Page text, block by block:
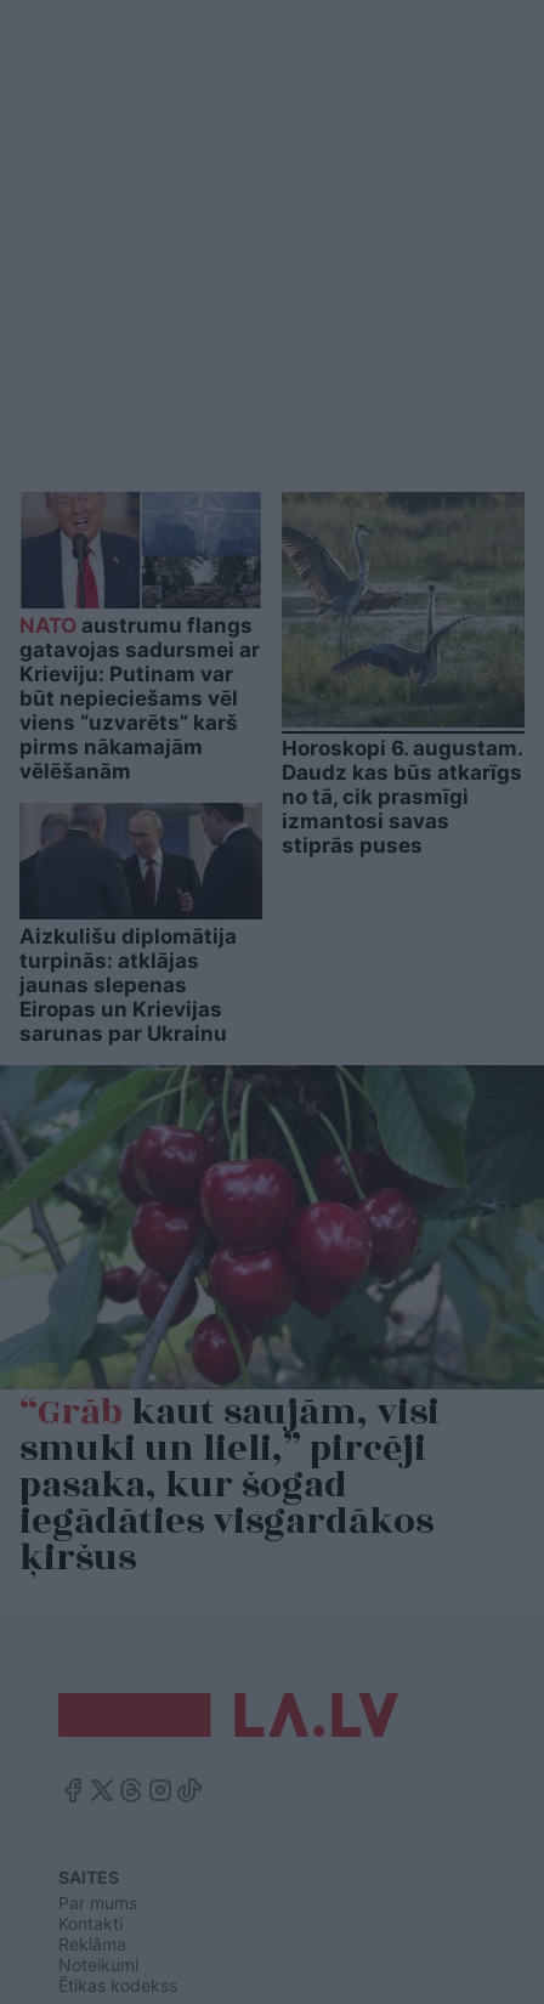
NATO austrumu flangs
gatavojas sadursmei ar
Krieviju: Putinam var
būt nepieciešams vēl
viens “uzvarēts” karš
pirms nākamajām
vēlēšanām
Aizkulišu diplomātija
turpinās: atklājas
jaunas slepenas
Eiropas un Krievijas
sarunas par Ukrainu
Horoskopi 6. augustam.
Daudz kas būs atkarīgs
no tā, cik prasmīgi
izmantosi savas
stiprās puses
“Grābkaut saujām, visi
smuki un lieli,” pircēji
pasaka, kur šogad
iegādāties visgardākos
ķiršus
SAITES
Par mums
Kontakti
Reklāma
Noteikumi
Ētikas kodekss